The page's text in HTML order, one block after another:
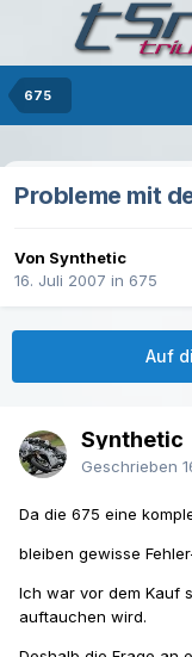
675
Probleme mit
Von Synthetic
16. Juli 2007 in 675
Auf
Synthetic
Geschrieben
Da die 675 eine
bleiben gewisse
Ich war vor dem Kauf
auftauchen wird.